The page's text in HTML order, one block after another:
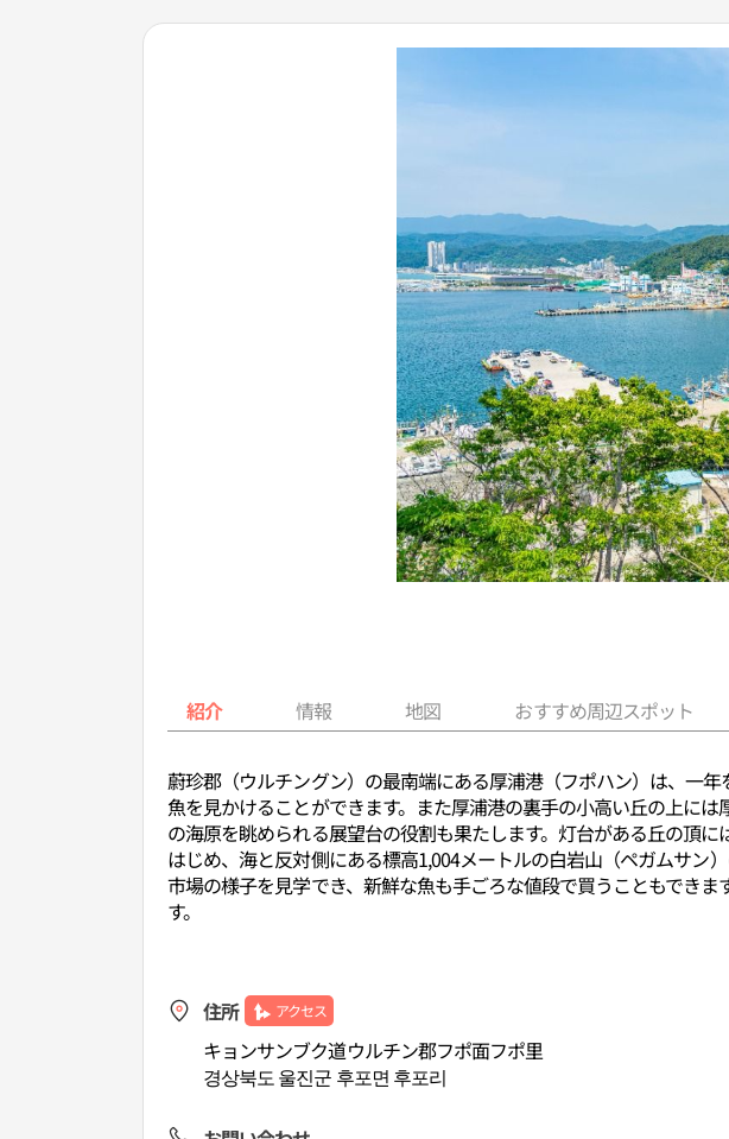
紹介 情報 地図 おすすめ周辺スポット
蔚珍郡（ウルチングン）の最南端にある厚浦港（フポハン）は、一
魚を見かけることができます。また厚浦港の裏手の小高い丘の上に
の海原を眺められる展望台の役割も果たします。灯台がある丘の頂
はじめ、海と反対側にある標高1,004メートルの白岩山（ペガムサン
市場の様子を見学でき、新鮮な魚も手ごろな値段で買うこともでき
す。
住所 アクセス
キョンサンブク道ウルチン郡フポ面フポ里
경상북도 울진군 후포면 후포리